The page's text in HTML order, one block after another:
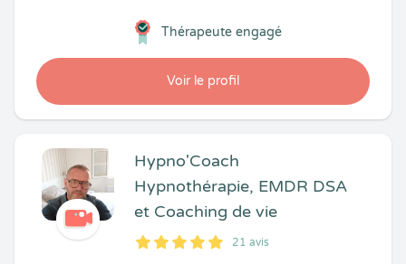
Voir le profil
Thérapeute engagé
Hypno'Coach
Hypnothérapie, EMDR DSA
et Coaching de vie
5
1
5
21 21 avis